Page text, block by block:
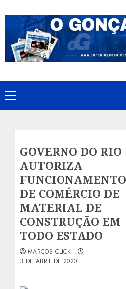
to
content
Primary
Menu
GOVERNO DO RIO
AUTORIZA
FUNCIONAMENTO
DE COMÉRCIO DE
MATERIAL DE
CONSTRUÇÃO EM
TODO ESTADO
MARCOS CLICK
3 DE ABRIL DE 2020